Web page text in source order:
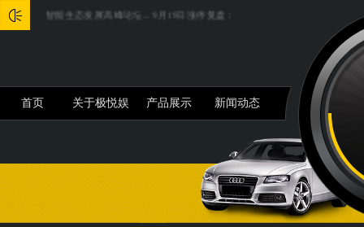
身智能生态发展高峰论坛... 9月19日涨停复盘：国资概念活跃 大唐电信3连板...
首页 关于极悦娱 产品展示 新闻动态